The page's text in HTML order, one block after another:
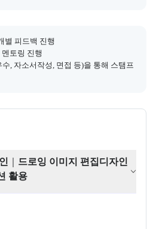
및 참고 사항을 제공한다.
별 피드백 진행
토링 진행
, 자소서작성, 면접 등)을 통해 스탬프
내한다.
드로잉 이미지 편집디자인
활용